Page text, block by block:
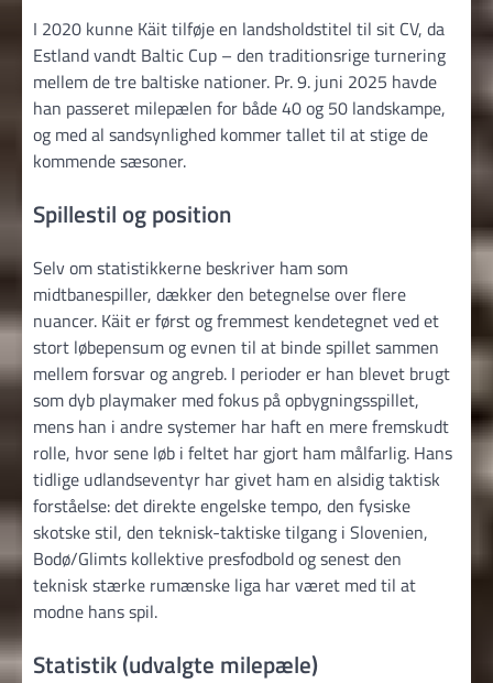
I 2020 kunne Käit tilføje en landsholdstitel til sit CV, da
Estland vandt Baltic Cup – den traditionsrige turnering
mellem de tre baltiske nationer. Pr. 9. juni 2025 havde
han passeret milepælen for både 40 og 50 landskampe,
og med al sandsynlighed kommer tallet til at stige de
kommende sæsoner.
Spillestil og position
Selv om statistikkerne beskriver ham som
midtbanespiller, dækker den betegnelse over flere
nuancer. Käit er først og fremmest kendetegnet ved et
stort løbepensum og evnen til at binde spillet sammen
mellem forsvar og angreb. I perioder er han blevet brugt
som dyb playmaker med fokus på opbygningsspillet,
mens han i andre systemer har haft en mere fremskudt
rolle, hvor sene løb i feltet har gjort ham målfarlig. Hans
tidlige udlandseventyr har givet ham en alsidig taktisk
forståelse: det direkte engelske tempo, den fysiske
skotske stil, den teknisk-taktiske tilgang i Slovenien,
Bodø/Glimts kollektive presfodbold og senest den
teknisk stærke rumænske liga har været med til at
modne hans spil.
Statistik (udvalgte milepæle)